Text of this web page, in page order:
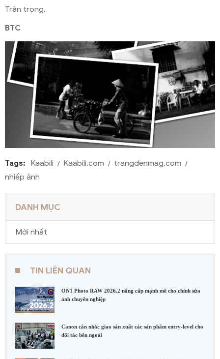
Trân trọng,
BTC
Tags: Kaabili Kaabili.com
trangdenmag.com
nhiếp ảnh
DANH MỤC
Mới nhất
TIN LIÊN QUAN
ON1 Photo RAW 2026.2 nâng cấp mạnh mẽ cho chỉnh sửa
ảnh chuyên nghiệp
Canon cân nhắc giao sản xuất các sản phẩm entry-level cho
đối tác bên ngoài